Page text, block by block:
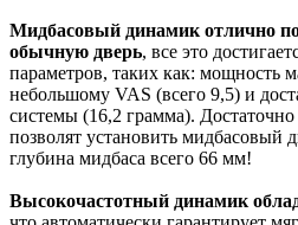
Мидбасовый динамик отлично
обычную дверь, все это
параметров, таких как: мощность
небольшому VAS (всего 9,5) и
системы (16,2 грамма).
позволят установить мидбасовый
глубина мидбаса всего 66 мм!
Высокочастотный динамик